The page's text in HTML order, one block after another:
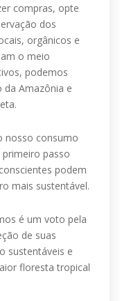
compras, opte
dos
orgânicos e
o meio
podemos
da Amazônia e
nosso consumo
passo
podem
mais sustentável.
é um voto pela
de suas
sustentáveis e
floresta tropical